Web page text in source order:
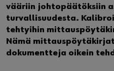
vääriin johtopäätöksiin
turvallisuudesta.
tehtyihin
Nämä
dokumentteja oikein